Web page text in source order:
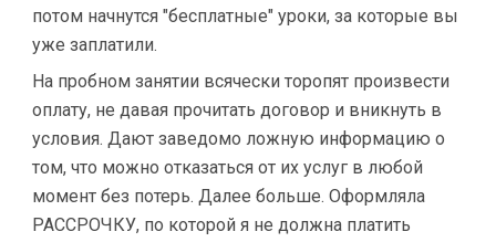
потом начнутся "бесплатные" уроки, за которые вы
уже заплатили.
На пробном занятии всячески торопят произвести
оплату, не давая прочитать договор и вникнуть в
условия. Дают заведомо ложную информацию о
том, что можно отказаться от их услуг в любой
момент без потерь. Далее больше. Оформляла
РАССРОЧКУ, по которой я не должна платить